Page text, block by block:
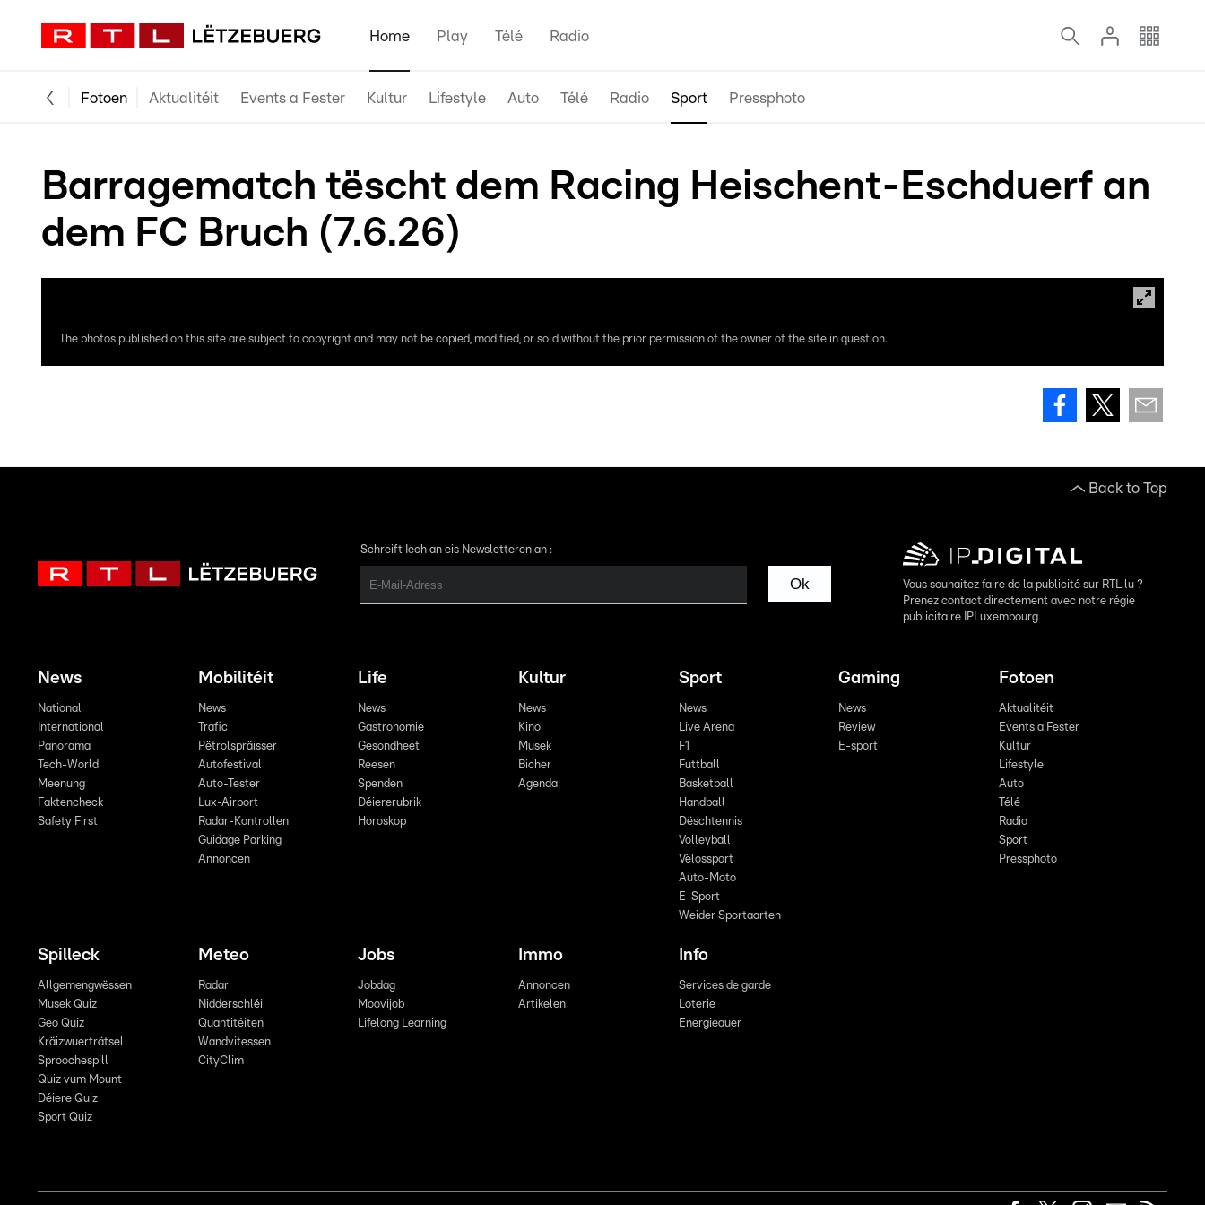
Home Play Télé Radio
Fotoen Aktualitéit Events a Fester Kultur Lifestyle Auto Télé Radio Sport Pressphoto
Barragematch tëscht dem Racing Heischent-Eschduerf an
dem FC Bruch (7.6.26)
The photos published on this site are subject to copyright and may not be copied, modified, or sold without the prior permission of the owner of the site in question.
Back to Top
Schreift Iech an eis Newsletteren an :
Ok
Vous souhaitez faire de la publicité sur RTL.lu ?
Prenez contact directement avec notre régie
publicitaire IPLuxembourg
News
National
International
Panorama
Tech-World
Meenung
Faktencheck
Safety First
Mobilitéit
News
Trafic
Pëtrolspräisser
Autofestival
Auto-Tester
Lux-Airport
Radar-Kontrollen
Guidage Parking
Annoncen
Life
News
Gastronomie
Gesondheet
Reesen
Spenden
Déiererubrik
Horoskop
Kultur
News
Kino
Musek
Bicher
Agenda
Sport
News
Live Arena
F1
Futtball
Basketball
Handball
Dëschtennis
Volleyball
Vëlossport
Auto-Moto
E-Sport
Weider Sportaarten
Gaming
News
Review
E-sport
Fotoen
Aktualitéit
Events a Fester
Kultur
Lifestyle
Auto
Télé
Radio
Sport
Pressphoto
Spilleck
Allgemengwëssen
Musek Quiz
Geo Quiz
Kräizwuerträtsel
Sproochespill
Quiz vum Mount
Déiere Quiz
Sport Quiz
Meteo
Radar
Nidderschléi
Quantitéiten
Wandvitessen
CityClim
Jobs
Jobdag
Moovijob
Lifelong Learning
Immo
Annoncen
Artikelen
Info
Services de garde
Loterie
Energieauer